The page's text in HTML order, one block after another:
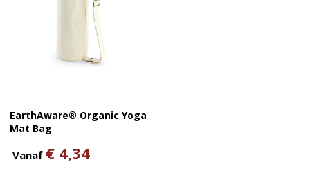
EarthAware® Organic Yoga
Mat Bag
Vanaf € 4,34